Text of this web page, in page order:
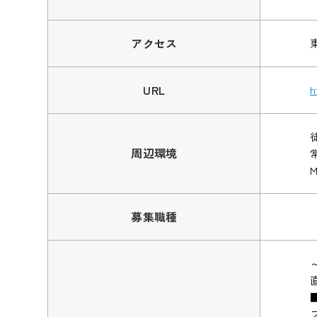
アクセス
URL
周辺環境
募集職種